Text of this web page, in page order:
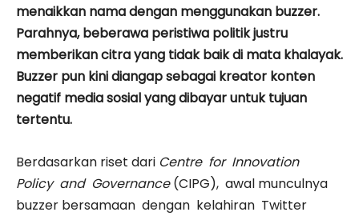
menaikkan nama dengan menggunakan buzzer.
Parahnya, beberawa peristiwa politik justru
memberikan citra yang tidak baik di mata khalayak.
Buzzer pun kini diangap sebagai kreator konten
negatif media sosial yang dibayar untuk tujuan
tertentu.
Berdasarkan riset dari Centre for Innovation
Policy and Governance(CIPG), awal munculnya
buzzer bersamaan dengan kelahiran Twitter